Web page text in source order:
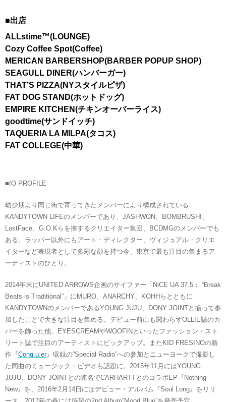
■出店
ALLstime™(LOUNGE)
Cozy Coffee Spot(Coffee)
MERICAN BARBERSHOP(BARBER POPUP SHOP)
SEAGULL DINER(ハンバーガー)
THAT’S PIZZA(NYスタイルピザ)
FAT DOG STAND(ホットドッグ)
EMPIRE KITCHEN(チキンオーバーライス)
goodtime(サンドイッチ)
TAQUERIA LA MILPA(タコス)
FAT COLLEGE(中華)
■IO PROFILE
幼少期より同じ街で育ってきたメンバーにより構成されている
KANDYTOWN LIFEのメンバーであり、JASHWON、BOMBRUSH!、
LostFace、G.O.Kらを擁するクリエイター集団、BCDMGのメンバーでも
ある。ラッパー以外にもアート・ディレクター、ヴィジュアル・クリエ
イターなど表現者として多彩な顔を持つ今、東京で最も注目の集まるア
ーティストのひとり。
2014年末にUNITED ARROWS企画のサイファー「NiCE UA 37.5： “Break
Beats is Traditional”」にMURO、ANARCHY、KOHHらとともに
KANDYTOWNのメンバーであるYOUNG JUJU、DONY JOINTと揃って参
加したことで大きな注目を集める。デビュー前にも関わらずOLLIE誌のカ
バーを飾った他、EYESCREAMやWOOFINといったファッション・スト
リート誌で注目のアーティストにピックアップ。またKID FRESINOの新
作『Conq.u.er』収録の”Special Radio”への参加とニューヨークで撮影し
た同曲のミュージック・ビデオも話題に。2015年11月にはYOUNG
JUJU、DONY JOINTとの連名でCARHARTTとのコラボEP『Nothing
New』を、2016年2月14日にはデビュー・アルバム『Soul Long』をリリ